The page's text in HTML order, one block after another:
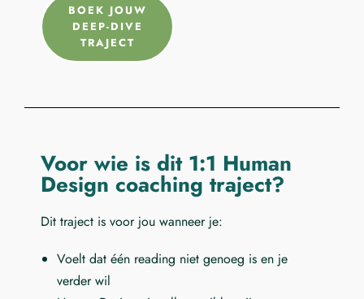
BOEK JOUW
DEEP-DIVE
TRAJECT
Voor wie is dit 1:1 Human
Design coaching traject?
Dit traject is voor jou wanneer je:
Voelt dat één reading niet genoeg is en je
verder wil